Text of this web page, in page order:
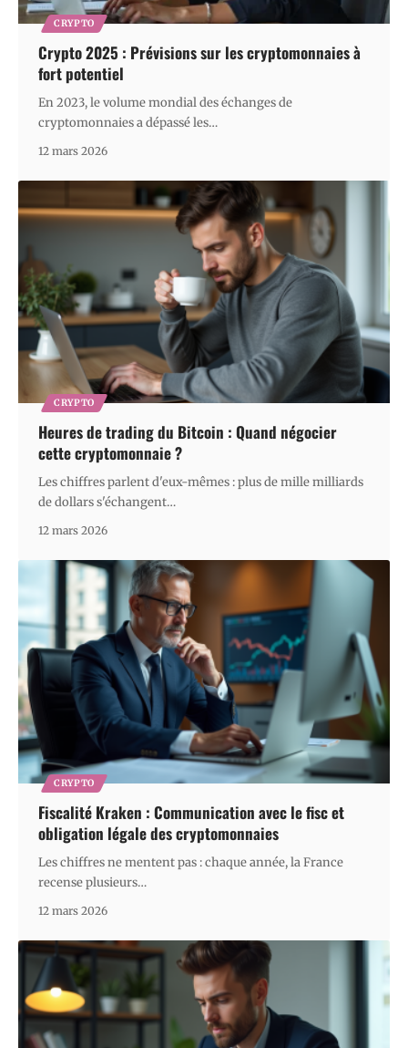
CRYPTO
Crypto 2025 : Prévisions sur les cryptomonnaies à
fort potentiel
En 2023, le volume mondial des échanges de
cryptomonnaies a dépassé les…
12 mars 2026
CRYPTO
Heures de trading du Bitcoin : Quand négocier
cette cryptomonnaie ?
Les chiffres parlent d'eux-mêmes : plus de mille milliards
de dollars s'échangent…
12 mars 2026
CRYPTO
Fiscalité Kraken : Communication avec le fisc et
obligation légale des cryptomonnaies
Les chiffres ne mentent pas : chaque année, la France
recense plusieurs…
12 mars 2026